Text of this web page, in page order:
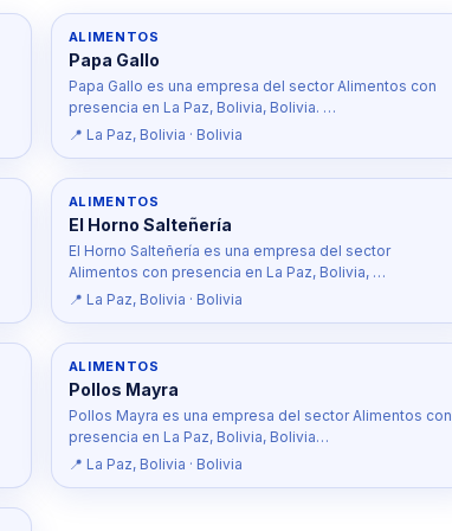
ALIMENTOS
Papa Gallo
Papa Gallo es una empresa del sector Alimentos con
presencia en La Paz, Bolivia, Bolivia. …
📍 La Paz, Bolivia · Bolivia
ALIMENTOS
El Horno Salteñería
El Horno Salteñería es una empresa del sector
Alimentos con presencia en La Paz, Bolivia, …
📍 La Paz, Bolivia · Bolivia
ALIMENTOS
Pollos Mayra
Pollos Mayra es una empresa del sector Alimentos con
presencia en La Paz, Bolivia, Bolivia…
📍 La Paz, Bolivia · Bolivia